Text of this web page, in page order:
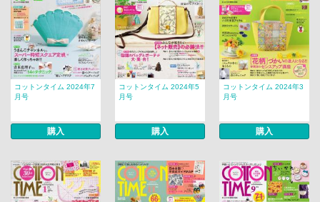
コットンタイム 2024年7
月号
購入
コットンタイム 2024年5
月号
購入
コットンタイム 2024年3
月号
購入